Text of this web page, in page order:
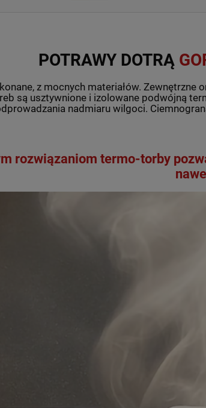
POTRAWY DOTRĄ
z mocnych materiałów.
są usztywnione i izolowane podwójną
nadmiaru wilgoci.
rozwiązaniom termo-torby